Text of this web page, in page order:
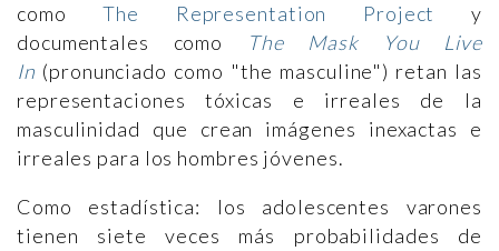
comoThe Representation Project
y
documentales como
The Mask You Live
In (pronunciado como "the masculine") retan las
representaciones tóxicas e irreales de la
masculinidad que crean imágenes inexactas e
irreales para los hombres jóvenes.
Como estadística: los adolescentes varones
tienen siete veces más probabilidades de